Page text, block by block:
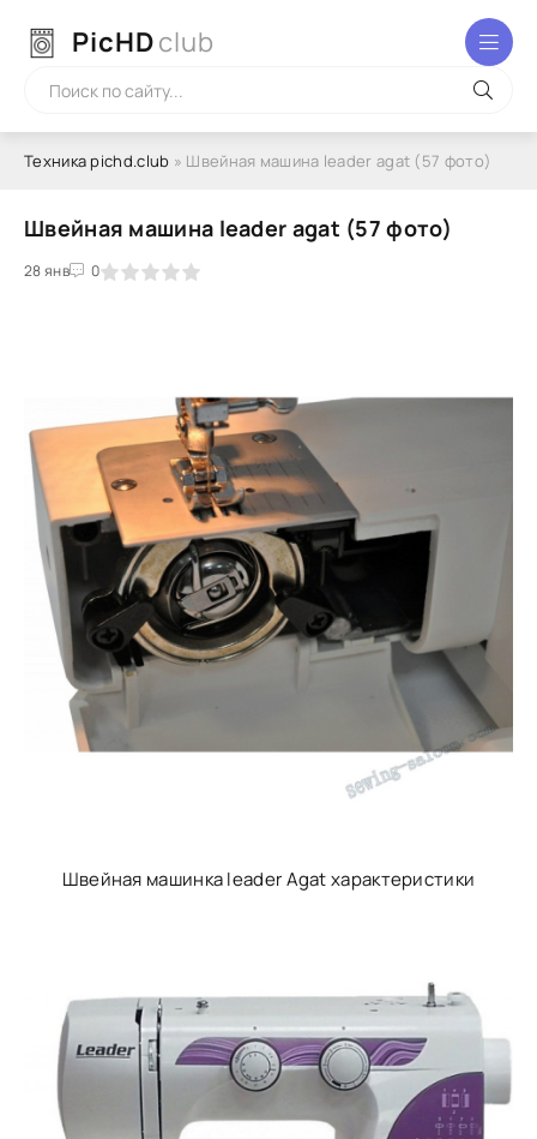
PicHDclub
Техника pichd.club » Швейная машина leader agat (57 фото)
Швейная машина leader agat (57 фото)
28 янв 0
3 4 5
Швейная машинка leader Agat характеристики